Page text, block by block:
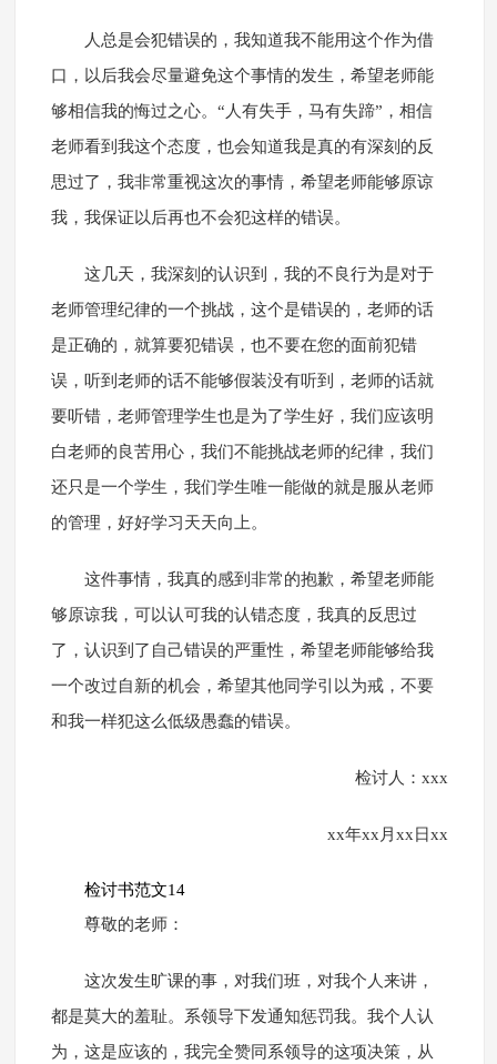
人总是会犯错误的，我知道我不能用这个作为借
口，以后我会尽量避免这个事情的发生，希望老师能
够相信我的悔过之心。“人有失手，马有失蹄”，相信
老师看到我这个态度，也会知道我是真的有深刻的反
思过了，我非常重视这次的事情，希望老师能够原谅
我，我保证以后再也不会犯这样的错误。
这几天，我深刻的认识到，我的不良行为是对于
老师管理纪律的一个挑战，这个是错误的，老师的话
是正确的，就算要犯错误，也不要在您的面前犯错
误，听到老师的话不能够假装没有听到，老师的话就
要听错，老师管理学生也是为了学生好，我们应该明
白老师的良苦用心，我们不能挑战老师的纪律，我们
还只是一个学生，我们学生唯一能做的就是服从老师
的管理，好好学习天天向上。
这件事情，我真的感到非常的抱歉，希望老师能
够原谅我，可以认可我的认错态度，我真的反思过
了，认识到了自己错误的严重性，希望老师能够给我
一个改过自新的机会，希望其他同学引以为戒，不要
和我一样犯这么低级愚蠢的错误。
检讨人：xxx
xx年xx月xx日xx
检讨书范文14
尊敬的老师：
这次发生旷课的事，对我们班，对我个人来讲，
都是莫大的羞耻。系领导下发通知惩罚我。我个人认
为，这是应该的，我完全赞同系领导的这项决策，从